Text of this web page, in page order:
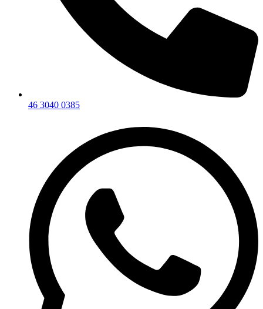
46 3040 0385